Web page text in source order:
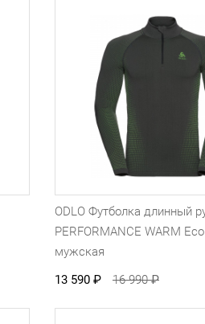
ODLO Футболка длинный
PERFORMANCE WARM
мужская
13 590 ₽ 16 990₽